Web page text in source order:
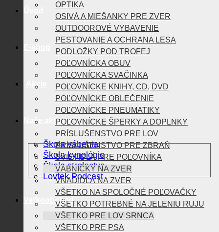
Akcie
Naše aktivity
Škola vábenia
Škola kynológie
Škola strelectva
Lovtek Podcast
Veľkoobchod
OPTIKA
OSIVÁ A MIEŠANKY PRE ZVER
OUTDOOROVÉ VYBAVENIE
PESTOVANIE A OCHRANA LESA
PODLOŽKY POD TROFEJ
POĽOVNÍCKA OBUV
POĽOVNÍCKA SVAČINKA
POĽOVNÍCKE KNIHY, CD, DVD
POĽOVNÍCKE OBLEČENIE
POĽOVNÍCKE PNEUMATIKY
POĽOVNÍCKE ŠPERKY A DOPLNKY
PRÍSLUŠENSTVO PRE LOV
PRÍSLUŠENSTVO PRE ZBRAŇ
SVIETIDLÁ PRE POĽOVNÍKA
VÁBNIČKY NA ZVER
VNADIDLÁ NA ZVER
VŠETKO NA SPOLOČNÉ POĽOVAČKY
VŠETKO POTREBNÉ NA JELENIU RUJU
VŠETKO PRE LOV SRNCA
VŠETKO PRE PSA